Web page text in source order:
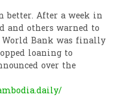
better. After a week in
and others warned to
World Bank was finally
loaning to
over the